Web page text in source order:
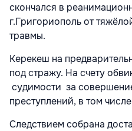
скончался в
г.Григориополь от
травмы.
Керекеш на
под стражу. На счету
судимости за
преступлений, в том
Следствием собрана